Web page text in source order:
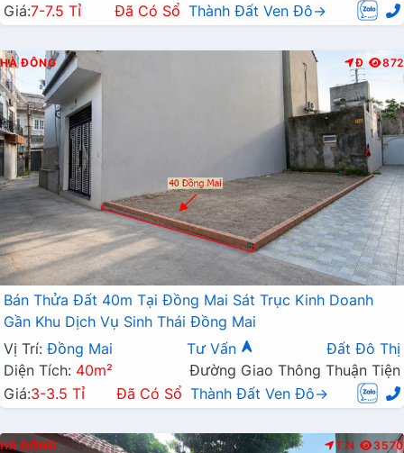
Giá:7-7.5 Tỉ Đã Có Sổ Thành Đất Ven Đô→
HÀ ĐÔNG Đ 872
Bán Thửa Đất 40m Tại Đồng Mai Sát Trục Kinh Doanh
Gần Khu Dịch Vụ Sinh Thái Đồng Mai
Vị Trí: Đồng Mai Tư Vấn
Đất Đô Thị
Diện Tích: 40m²
Đường Giao Thông Thuận Tiện
Giá:3-3.5 Tỉ Đã Có Sổ Thành Đất Ven Đô→
HÀ ĐÔNG T.N 3570